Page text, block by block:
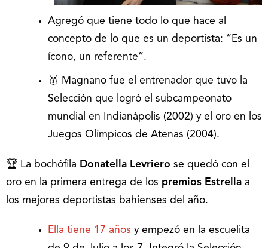
Agregó que tiene todo lo que hace al
concepto de lo que es un deportista: “Es un
ícono, un referente”.
🥇 Magnano fue el entrenador que tuvo la
Selección que logró el subcampeonato
mundial en Indianápolis (2002) y el oro en los
Juegos Olímpicos de Atenas (2004).
🏆 La bochófila Donatella Levriero se quedó con el
oro en la primera entrega de los premios Estrella a
los mejores deportistas bahienses del año.
Ella tiene 17 años y empezó en la escuelita